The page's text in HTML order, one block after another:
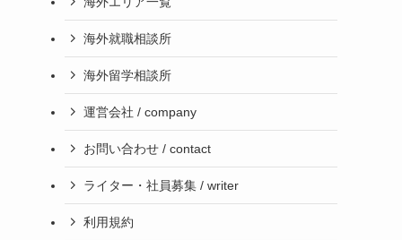
海外就職相談所
海外留学相談所
運営会社 / company
お問い合わせ / contact
ライター・社員募集 / writer
利用規約